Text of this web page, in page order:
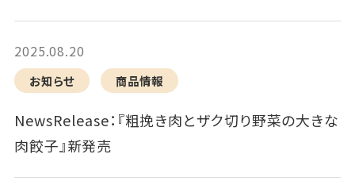
2025.08.20
お知らせ 商品情報
NewsRelease：『粗挽き肉とザク切り野菜の大きな
肉餃子』新発売